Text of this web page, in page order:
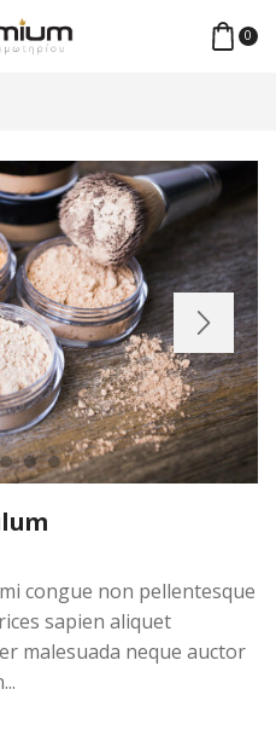
0
congue non pellentesque
sapien aliquet
malesuada neque auctor